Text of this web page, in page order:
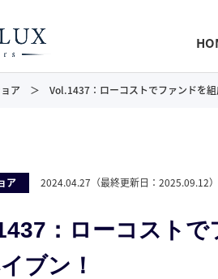
ア Vol.1437：ローコストでファンドを
ア 2024.04.27 （最終更新日： 2025.09.12）
：ローコスト
ブン！